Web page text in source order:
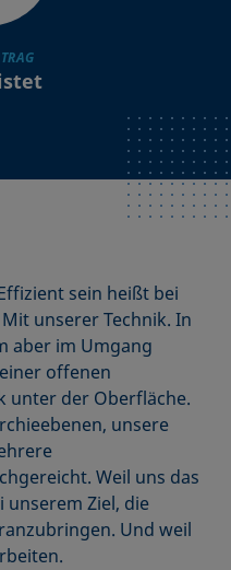
sein heißt bei
unserer Technik. In
aber im Umgang
offenen
unter der Oberfläche.
unsere
Weil uns das
Ziel, die
Und weil